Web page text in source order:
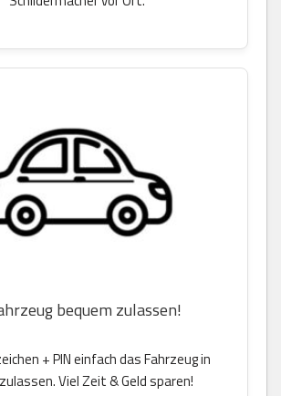
bequem zulassen!
+ PIN einfach das Fahrzeug in
Viel Zeit & Geld sparen!